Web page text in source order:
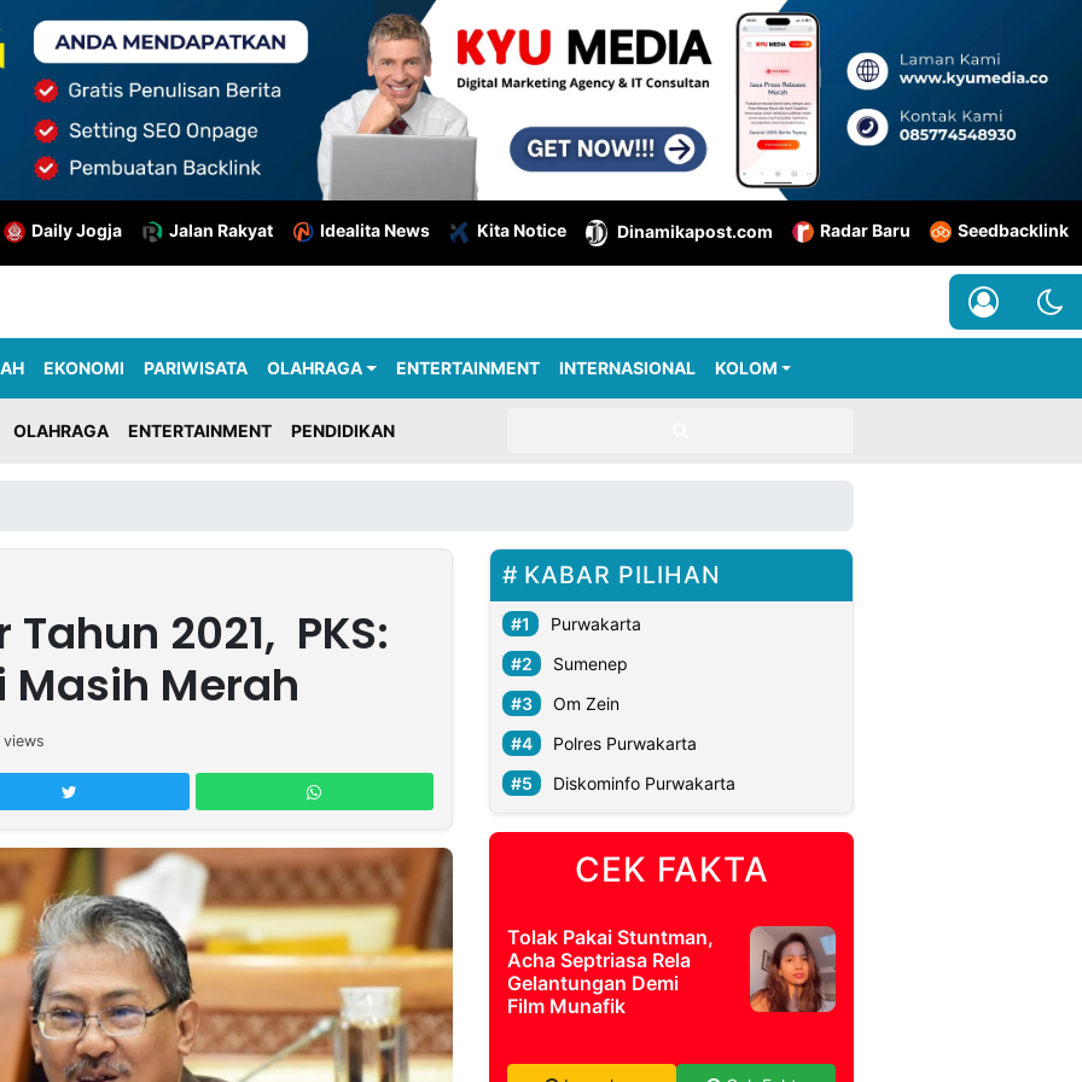
Daily Jogja Jalan Rakyat Idealita News Kita Notice Dinamikapost.com Radar Baru Seedbacklink
EKONOMI PARIWISATA OLAHRAGA ENTERTAINMENT INTERNASIONAL KOLOM
OLAHRAGA ENTERTAINMENT PENDIDIKAN
2021, PKS:
Masih Merah
views
KABAR PILIHAN
Purwakarta
Sumenep
Om Zein
Polres Purwakarta
Diskominfo Purwakarta
CEK FAKTA
Tolak Pakai Stuntman,
Acha Septriasa Rela
Gelantungan Demi
Film Munafik